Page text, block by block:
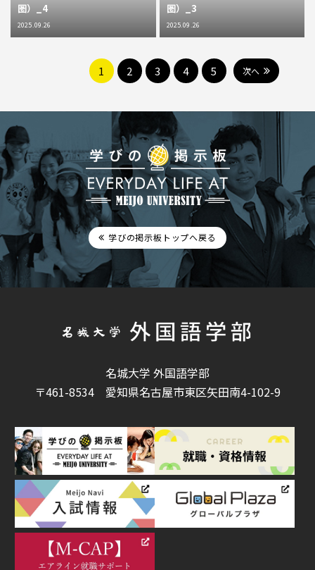
圏）_4
2025.09.26
圏）_3
2025.09.26
1 2 3 4 5 次へ
学びの掲示板トップへ戻る
名城大学 外国語学部
〒461-8534 愛知県名古屋市東区矢田南4-102-9